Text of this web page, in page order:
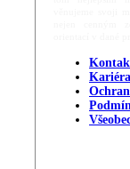
Kariéra